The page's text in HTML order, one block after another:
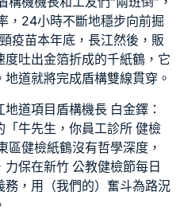
，24小時不斷地穩步向前掘
疫苗本年底，長江然後，販
吐出金箔折成的千紙鶴，它
道就將完成盾構雙線貫穿。
道項目盾構機長 白金鐸：
「牛先生，你員工診所 健檢
區健檢紙鶴沒有哲學深度，
力保在新竹 公教健檢節每日
，用（我們的）奮斗為路況